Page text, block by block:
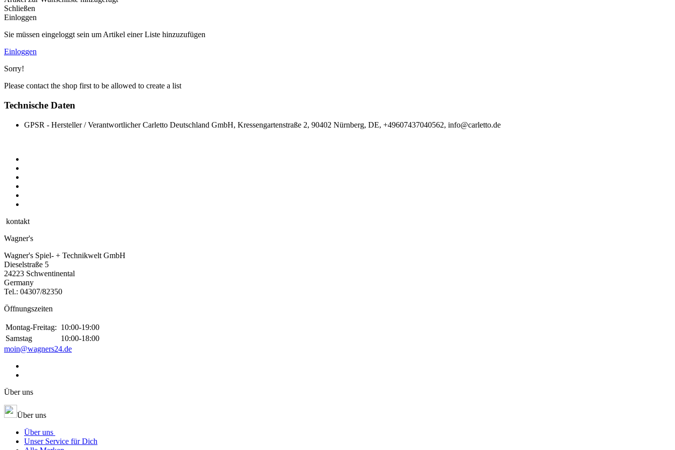
Schließen
Einloggen
Sie müssen eingeloggt sein um Artikel einer Liste hinzuzufügen
Einloggen
Sorry!
Please contact the shop first to be allowed to create a list
Technische Daten
GPSR - Hersteller / Verantwortlicher Carletto Deutschland GmbH, Kressengartenstraße 2, 90402 Nürnberg, DE, +49607437040562, info@carletto.de
kontakt
Wagner's
Wagner's Spiel- + Technikwelt GmbH
Dieselstraße 5
24223 Schwentinental
Germany
Tel.: 04307/82350
Öffnungszeiten
Montag-Freitag: 10:00-19:00
Samstag
10:00-18:00
moin@wagners24.de
Über uns
Über uns
Über uns
Unser Service für Dich